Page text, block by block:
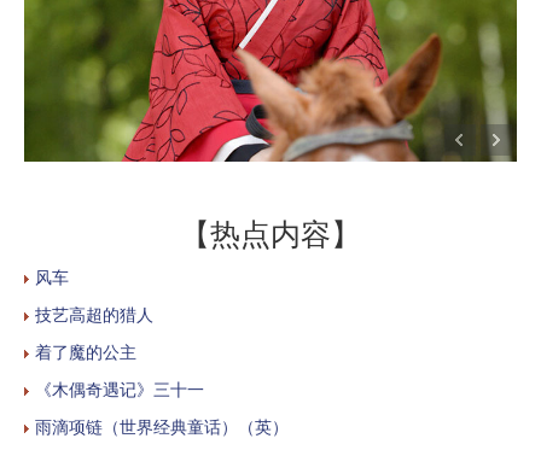
【热点内容】
风车
技艺高超的猎人
着了魔的公主
《木偶奇遇记》三十一
雨滴项链（世界经典童话）（英）